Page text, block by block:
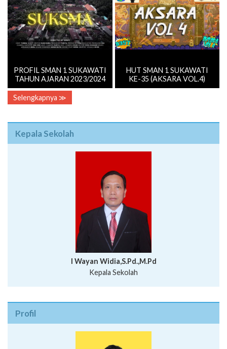
PROFIL SMAN 1 SUKAWATI
TAHUN AJARAN 2023/2024
HUT SMAN 1 SUKAWATI
KE-35 (AKSARA VOL.4)
Selengkapnya ≫
Kepala Sekolah
I Wayan Widia,S.Pd.,M.Pd
Kepala Sekolah
Profil